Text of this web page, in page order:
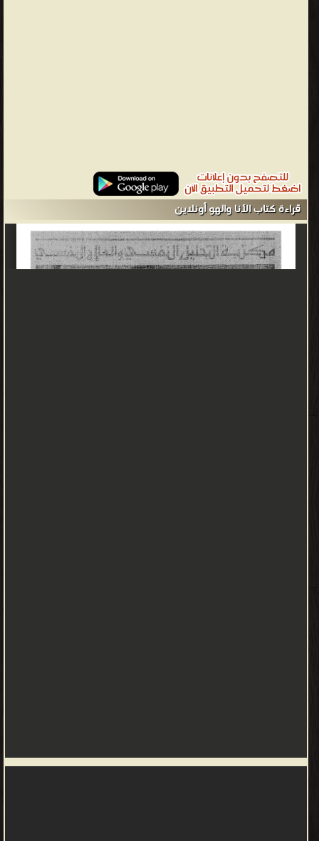
والتوحيد ❝ ❞ قلق في الحضارة ❝ ❞ الحب والحرب والحضارة والموت ❝
الناشرين : ❞ دار المعارف ❝ ❞ دار الشروق للنشر والتوزيع: مصر - لبنان ❝ ❞
الهيئة المصرية العامة للكتاب ❝ ❞ مكتبة مصر ❝ ❞ منشورات وزارة الثقافة
- الأردن ❝ ❞ دار الطليعة للطباعة والنشر ❝ ❞ دار أكوان للنشر والتوزيع ❝
❞ دار الشرق العربى ❝ ❞ دار الرشاد ❝ ❞ دار الطباعة والنشر الإسلامية ❝ ❱
من فن التواصل وعلم الأجتماع - مكتبة كتب التنمية البشرية.
قراءة كتاب الأنا والهو أونلاين